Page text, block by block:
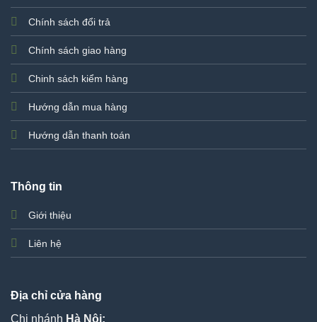
Chính sách đổi trả
Chính sách giao hàng
Chinh sách kiểm hàng
Hướng dẫn mua hàng
Hướng dẫn thanh toán
Thông tin
Giới thiệu
Liên hệ
Địa chỉ cửa hàng
Chi nhánh Hà Nội: